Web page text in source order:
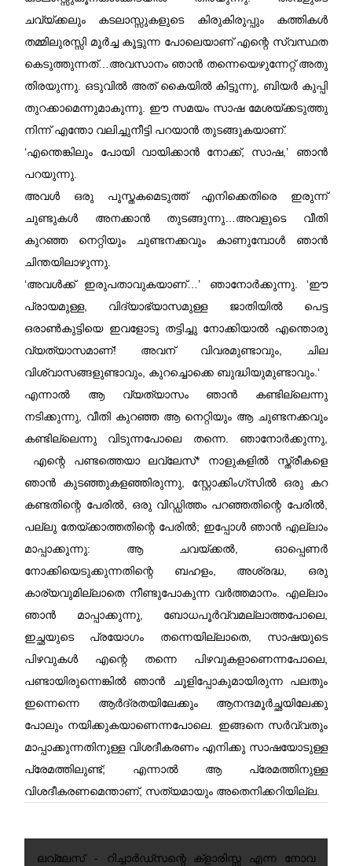
ചവ്യ്ക്കലും കടലാസ്സുകളുടെ കിരുകിരുപ്പും കത്തികൾ
തമ്മിലുരസ്സി മൂർച്ച കൂട്ടുന്ന പോലെയാണ്‌ എന്റെ സ്വസ്ഥത
കെടുത്തുന്നത്…അവസാനം ഞാൻ തന്നെയെഴുന്നേറ്റ് അതു
തിരയുന്നു. ഒടുവിൽ അത് കൈയിൽ കിട്ടുന്നു, ബിയർ കുപ്പി
തുറക്കാമെന്നുമാകുന്നു. ഈ സമയം സാഷ മേശയ്ക്കടുത്തു
നിന്ന് എന്തോ വലിച്ചുനീട്ടി പറയാൻ തുടങ്ങുകയാണ്‌.
‘എന്തെങ്കിലും പോയി വായിക്കാൻ നോക്ക്, സാഷ,’ ഞാൻ
പറയുന്നു.
അവൾ ഒരു പുസ്തകമെടുത്ത് എനിക്കെതിരെ ഇരുന്ന്
ചുണ്ടുകൾ അനക്കാൻ തുടങ്ങുന്നു…അവളുടെ വീതി
കുറഞ്ഞ നെറ്റിയും ചുണ്ടനക്കവും കാണുമ്പോൾ ഞാൻ
ചിന്തയിലാഴുന്നു.
‘അവൾക്ക് ഇരുപതാവുകയാണ്‌…’ ഞാനോർക്കുന്നു. ‘ഈ
പ്രായമുള്ള, വിദ്യാഭ്യാസമുള്ള ജാതിയിൽ പെട്ട
ഒരാൺകുട്ടിയെ ഇവളോടു തട്ടിച്ചു നോക്കിയാൽ എന്തൊരു
വ്യത്യാസമാണ്‌! അവന്‌ വിവരമുണ്ടാവും, ചില
വിശ്വാസങ്ങളുണ്ടാവും, കുറച്ചൊക്കെ ബുദ്ധിയുമുണ്ടാവും.‘
എന്നാൽ ആ വ്യത്യാസം ഞാൻ കണ്ടില്ലെന്നു
നടിക്കുന്നു, വീതി കുറഞ്ഞ ആ നെറ്റിയും ആ ചുണ്ടനക്കവും
കണ്ടില്ലെന്നു വിടുന്നപോലെ തന്നെ. ഞാനോർക്കുന്നു,
എന്റെ പണ്ടത്തെയാ ലവ്‌ലേസ്* നാളുകളിൽ സ്ത്രീകളെ
ഞാൻ കുടഞ്ഞുകളഞ്ഞിരുന്നു, സ്റ്റോക്കിംഗ്സിൽ ഒരു കറ
കണ്ടതിന്റെ പേരിൽ, ഒരു വിഡ്ഡിത്തം പറഞ്ഞതിന്റെ പേരിൽ,
പല്ലു തേയ്ക്കാത്തതിന്റെ പേരിൽ; ഇപ്പോൾ ഞാൻ എല്ലാം
മാപ്പാക്കുന്നു: ആ ചവയ്ക്കൽ, ഓപ്പെണർ
നോക്കിയെടുക്കുന്നതിന്റെ ബഹളം, അശ്രദ്ധ, ഒരു
കാര്യവുമില്ലാതെ നീണ്ടുപോകുന്ന വർത്തമാനം. എല്ലാം
ഞാൻ മാപ്പാക്കുന്നു, ബോധപൂർവ്വമല്ലാത്തപോലെ,
ഇച്ഛയുടെ പ്രയോഗം തന്നെയില്ലാതെ, സാഷയുടെ
പിഴവുകൾ എന്റെ തന്നെ പിഴവുകളാണെന്നപോലെ,
പണ്ടായിരുന്നെങ്കിൽ ഞാൻ ചൂളിപ്പോകുമായിരുന്ന പലതും
ഇന്നെന്നെ ആർദ്രതയിലേക്കും ആനന്ദമൂർച്ഛയിലേക്കു
പോലും നയിക്കുകയാണെന്നപോലെ. ഇങ്ങനെ സർവ്വതും
മാപ്പാക്കുന്നതിനുള്ള വിശദീകരണം എനിക്കു സാഷയോടുള്ള
പ്രേമത്തിലുണ്ട്; എന്നാൽ ആ പ്രേമത്തിനുള്ള
വിശദീകരണമെന്താണ്‌, സത്യമായും അതെനിക്കറിയില്ല.
ലവ്‌ലേസ് - റിച്ചാർഡ്സന്റെ ക്ളാരിസ്സ എന്ന നോവ